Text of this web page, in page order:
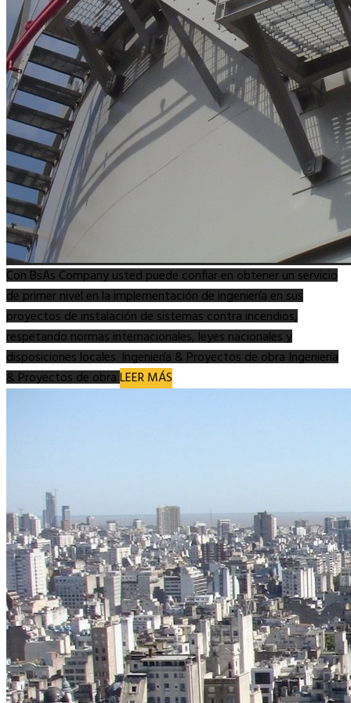
Con BsAs Company usted puede confiar en obtener un servicio
de primer nivel en la implementación de ingeniería en sus
proyectos de instalación de sistemas contra incendios,
respetando normas internacionales, leyes nacionales y
disposiciones locales. Ingeniería & Proyectos de obra Ingeniería
& Proyectos de obraLEER MÁS